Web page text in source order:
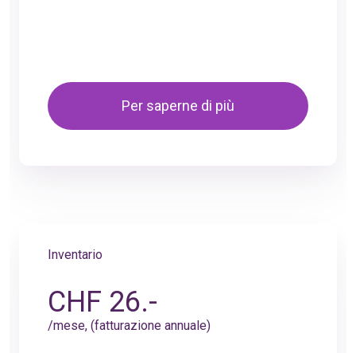
Per saperne di più
Inventario
CHF 26.-
/mese, (fatturazione annuale)